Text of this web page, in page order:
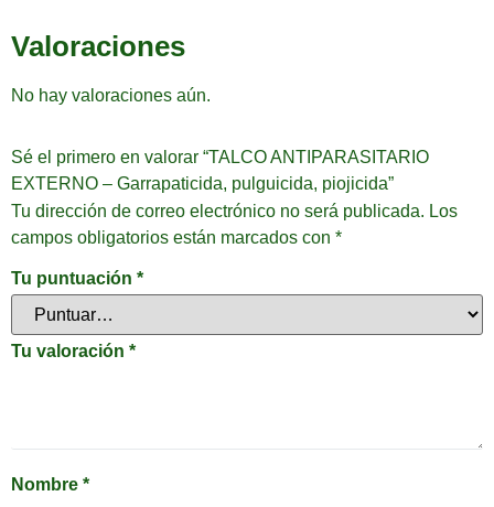
Valoraciones
No hay valoraciones aún.
Sé el primero en valorar “TALCO ANTIPARASITARIO
EXTERNO – Garrapaticida, pulguicida, piojicida”
Tu dirección de correo electrónico no será publicada. Los
campos obligatorios están marcados con *
Tu puntuación *
Tu valoración *
Nombre *